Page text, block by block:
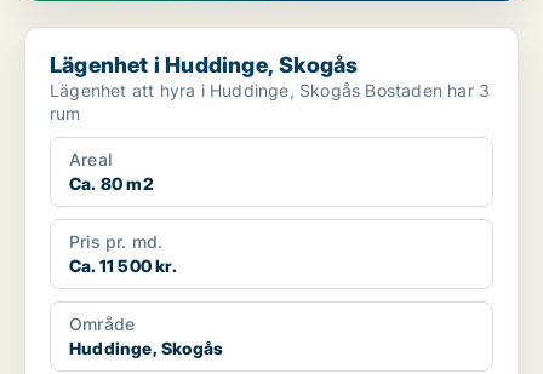
Lägenhet i Huddinge, Skogås
Lägenhet i Huddinge, Skogås
Lägenhet att hyra i Huddinge, Skogås Bostaden har 3
rum
Areal
Ca. 80 m2
Pris pr. md.
Ca. 11 500 kr.
Område
Huddinge, Skogås